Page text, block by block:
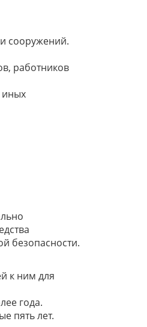
сооружений.
работников
безопасности.
к ним для
года.
пять лет.